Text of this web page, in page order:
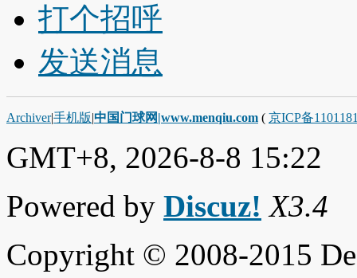
打个招呼
发送消息
Archiver|手机版|中国门球网|www.menqiu.com ( 京ICP备
GMT+8, 2026-8-8 15:22
Powered by Discuz! X3.4
Copyright © 2008-2015